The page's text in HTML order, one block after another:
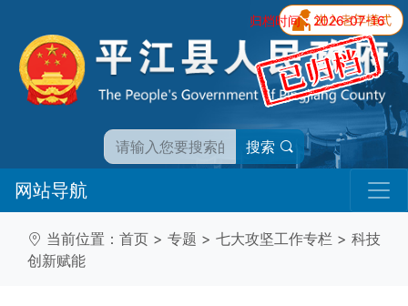
归档时间：2026-07-16
搜索
网站导航
当前位置： 首页 > 专题 > 七大攻坚工作专栏 > 科技
创新赋能